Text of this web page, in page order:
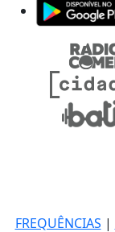
FREQUÊNCIAS |